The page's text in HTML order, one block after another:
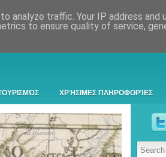
ΧΡΉΣΙΜΕΣ ΠΛΗΡΟΦΟΡΊΕΣ
analyze traffic. Your IP address and
to ensure quality of service,